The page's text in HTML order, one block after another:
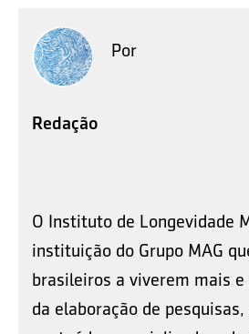
Por
Redação
O Instituto de Longevidade
instituição do Grupo MAG
brasileiros a viverem mais
da elaboração de